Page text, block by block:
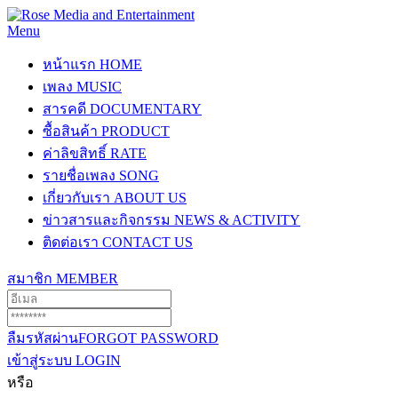
Menu
หน้าแรก HOME
เพลง MUSIC
สารคดี DOCUMENTARY
ซื้อสินค้า PRODUCT
ค่าลิขสิทธิ์ RATE
รายชื่อเพลง SONG
เกี่ยวกับเรา ABOUT US
ข่าวสารและกิจกรรม NEWS & ACTIVITY
ติดต่อเรา CONTACT US
สมาชิก MEMBER
ลืมรหัสผ่านFORGOT PASSWORD
เข้าสู่ระบบ LOGIN
หรือ